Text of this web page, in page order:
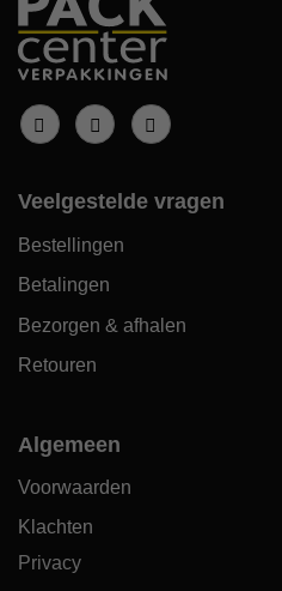
Veelgestelde vragen
Bestellingen
Betalingen
Bezorgen & afhalen
Retouren
Algemeen
Voorwaarden
Klachten
Privacy